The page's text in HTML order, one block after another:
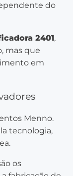
do
2401,
mas que
em
Menno.
tecnologia,
os